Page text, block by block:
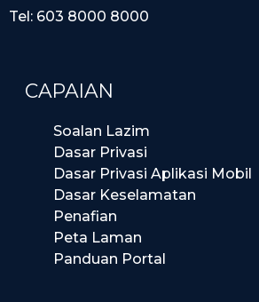
Tel: 603 8000 8000
CAPAIAN
Soalan Lazim
Dasar Privasi
Dasar Privasi Aplikasi Mobil
Dasar Keselamatan
Penafian
Peta Laman
Panduan Portal